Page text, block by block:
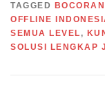
TAGGED
OFFLINE
SEMUA LEVEL ,
SOLUSI LENGKAP